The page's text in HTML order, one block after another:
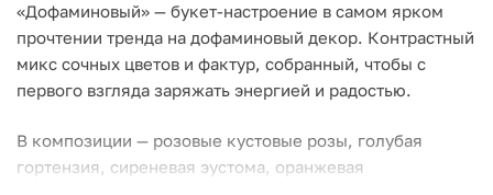
«Дофаминовый» — букет-настроение в самом ярком
прочтении тренда на дофаминовый декор. Контрастный
микс сочных цветов и фактур, собранный, чтобы с
первого взгляда заряжать энергией и радостью.
В композиции — розовые кустовые розы, голубая
гортензия, сиреневая эустома, оранжевая